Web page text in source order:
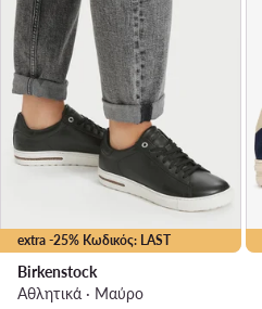
extra -25% Κωδικός: LAST
Birkenstock
Αθλητικά · Μαύρο